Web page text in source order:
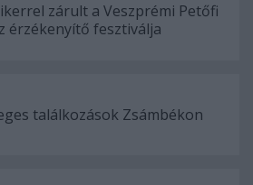
zárult a Veszprémi Petőfi
érzékenyítő fesztiválja
találkozások Zsámbékon